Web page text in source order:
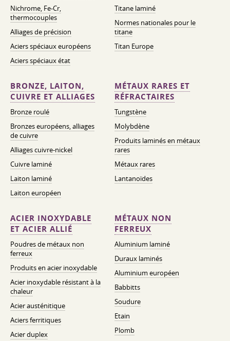
Nichrome, Fe-Cr,
thermocouples
Alliages de précision
Aciers spéciaux européens
Aciers spéciaux état
Titane laminé
Normes nationales pour le
titane
Titan Europe
BRONZE, LAITON,
CUIVRE ET ALLIAGES
Bronze roulé
Bronzes européens, alliages
de cuivre
Alliages cuivre-nickel
Cuivre laminé
Laiton laminé
Laiton européen
MÉTAUX RARES ET
RÉFRACTAIRES
Tungstène
Molybdène
Produits laminés en métaux
rares
Métaux rares
Lantanoïdes
ACIER INOXYDABLE
ET ACIER ALLIÉ
Poudres de métaux non
ferreux
Produits en acier inoxydable
Acier inoxydable résistant à la
chaleur
Acier austénitique
Aciers ferritiques
Acier duplex
MÉTAUX NON
FERREUX
Aluminium laminé
Duraux laminés
Aluminium européen
Babbitts
Soudure
Etain
Plomb